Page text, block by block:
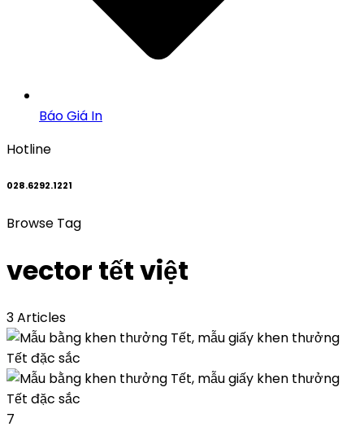
Báo Giá In
Hotline
028.6292.1221
Browse Tag
vector tết việt
3 Articles
7